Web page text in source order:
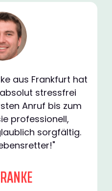
aus Frankfurt hat
stressfrei
Anruf bis zum
professionell,
sorgfältig.